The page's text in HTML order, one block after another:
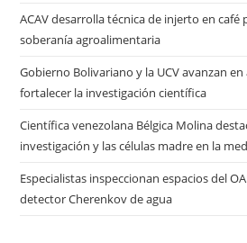
ACAV desarrolla técnica de injerto en café
soberanía agroalimentaria
Gobierno Bolivariano y la UCV avanzan
fortalecer la investigación científica
Científica venezolana Bélgica Molina
investigación y las células madre en la
Especialistas inspeccionan espacios del
detector Cherenkov de agua